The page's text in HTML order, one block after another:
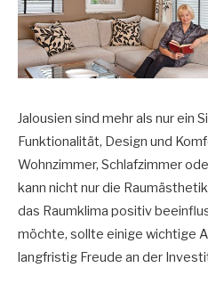
Jalousien sind mehr als nur ein
Funktionalität, Design und
Wohnzimmer, Schlafzimmer
kann nicht nur die
das Raumklima positiv
möchte, sollte einige wichtige
langfristig Freude an der